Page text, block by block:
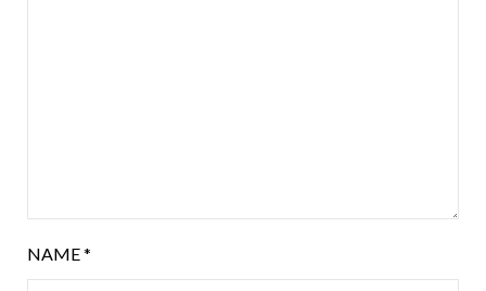
NAME*